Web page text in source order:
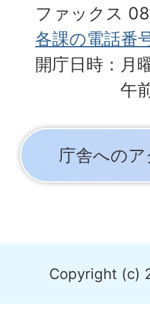
ファックス
各課の電話番
開庁日時：月
午
庁舎へのア
Copyright (c)